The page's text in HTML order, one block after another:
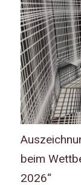
beim
2026“